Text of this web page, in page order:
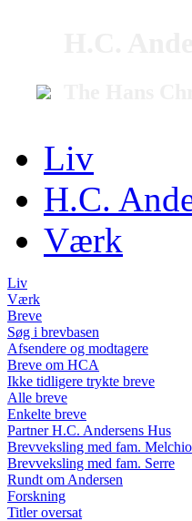
Liv
H.C.
Værk
Liv
Værk
Breve
Søg i brevbasen
Afsendere og modtagere
Breve om HCA
Ikke tidligere trykte breve
Alle breve
Enkelte breve
Partner H.C. Andersens Hus
Brevveksling med fam.
Brevveksling med fam. Serre
Rundt om Andersen
Forskning
Titler oversat